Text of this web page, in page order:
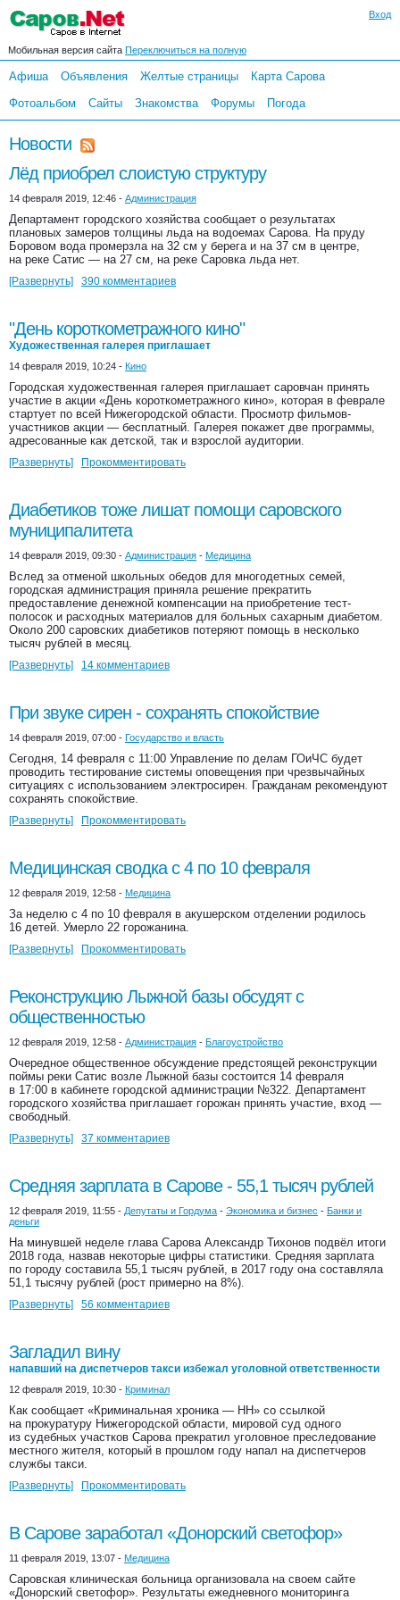
Вход
Мобильная версия сайта Переключиться на полную
Афиша Объявления Желтые страницы
Карта Сарова
Фотоальбом
Сайты Знакомства Форумы Погода
Новости
Лёд приобрел слоистую структуру
14 февраля 2019, 12:46 - Администрация
Департамент городского хозяйства сообщает о результатах
плановых замеров толщины льда на водоемах Сарова. На пруду
Боровом вода промерзла на 32 см у берега и на 37 см в центре,
на реке Сатис — на 27 см, на реке Саровка льда нет.
[Развернуть] 390 комментариев
"День короткометражного кино"
Художественная галерея приглашает
14 февраля 2019, 10:24 - Кино
Городская художественная галерея приглашает саровчан принять
участие в акции «День короткометражного кино», которая в феврале
стартует по всей Нижегородской области. Просмотр фильмов-
участников акции — бесплатный. Галерея покажет две программы,
адресованные как детской, так и взрослой аудитории.
[Развернуть] Прокомментировать
Диабетиков тоже лишат помощи саровского
муниципалитета
14 февраля 2019, 09:30 - Администрация - Медицина
Вслед за отменой школьных обедов для многодетных семей,
городская администрация приняла решение прекратить
предоставление денежной компенсации на приобретение тест-
полосок и расходных материалов для больных сахарным диабетом.
Около 200 саровских диабетиков потеряют помощь в несколько
тысяч рублей в месяц.
[Развернуть] 14 комментариев
При звуке сирен - сохранять спокойствие
14 февраля 2019, 07:00 - Государство и власть
Сегодня, 14 февраля с 11:00 Управление по делам ГОиЧС будет
проводить тестирование системы оповещения при чрезвычайных
ситуациях с использованием электросирен. Гражданам рекомендуют
сохранять спокойствие.
[Развернуть] Прокомментировать
Медицинская сводка с 4 по 10 февраля
12 февраля 2019, 12:58 - Медицина
За неделю с 4 по 10 февраля в акушерском отделении родилось
16 детей. Умерло 22 горожанина.
[Развернуть] Прокомментировать
Реконструкцию Лыжной базы обсудят с
общественностью
12 февраля 2019, 12:58 - Администрация - Благоустройство
Очередное общественное обсуждение предстоящей реконструкции
поймы реки Сатис возле Лыжной базы состоится 14 февраля
в 17:00 в кабинете городской администрации №322. Департамент
городского хозяйства приглашает горожан принять участие, вход —
свободный.
[Развернуть] 37 комментариев
Средняя зарплата в Сарове - 55,1 тысяч рублей
12 февраля 2019, 11:55 - Депутаты и Гордума - Экономика и бизнес - Банки и
деньги
На минувшей неделе глава Сарова Александр Тихонов подвёл итоги
2018 года, назвав некоторые цифры статистики. Средняя зарплата
по городу составила 55,1 тысяч рублей, в 2017 году она составляла
51,1 тысячу рублей (рост примерно на 8%).
[Развернуть] 56 комментариев
Загладил вину
напавший на диспетчеров такси избежал уголовной ответственности
12 февраля 2019, 10:30 - Криминал
Как сообщает «Криминальная хроника — НН» со ссылкой
на прокуратуру Нижегородской области, мировой суд одного
из судебных участков Сарова прекратил уголовное преследование
местного жителя, который в прошлом году напал на диспетчеров
службы такси.
[Развернуть] Прокомментировать
В Сарове заработал «Донорский светофор»
11 февраля 2019, 13:07 - Медицина
Саровская клиническая больница организовала на своем сайте
«Донорский светофор». Результаты ежедневного мониторинга